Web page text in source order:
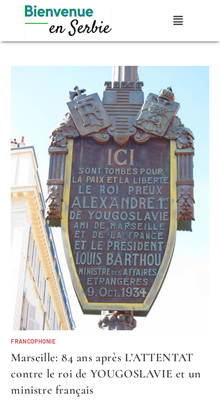
FRANCOPHONIE
Marseille: 84 ans après L’ATTENTAT
contre le roi de YOUGOSLAVIE et un
ministre français